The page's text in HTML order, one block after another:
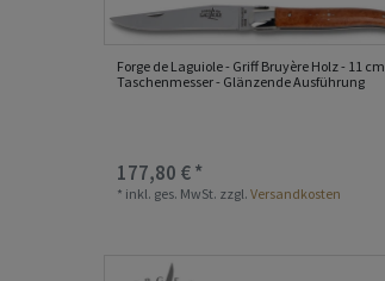
Forge de Laguiole - Griff Bruyère Holz - 11 cm
Taschenmesser - Glänzende Ausführung
177,80 € *
* inkl. ges. MwSt. zzgl.Versandkosten